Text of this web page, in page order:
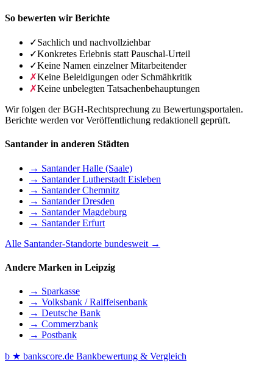
So bewerten wir Berichte
✓Sachlich und nachvollziehbar
✓Konkretes Erlebnis statt Pauschal-Urteil
✓Keine Namen einzelner Mitarbeitender
✗Keine Beleidigungen oder Schmähkritik
✗Keine unbelegten Tatsachenbehauptungen
Wir folgen der BGH-Rechtsprechung zu Bewertungsportalen.
Berichte werden vor Veröffentlichung redaktionell geprüft.
Santander in anderen Städten
→ Santander Halle (Saale)
→ Santander Lutherstadt Eisleben
→ Santander Chemnitz
→ Santander Dresden
→ Santander Magdeburg
→ Santander Erfurt
Alle Santander-Standorte bundesweit →
Andere Marken in Leipzig
→ Sparkasse
→ Volksbank / Raiffeisenbank
→ Deutsche Bank
→ Commerzbank
→ Postbank
b ★ bankscore.de Bankbewertung & Vergleich